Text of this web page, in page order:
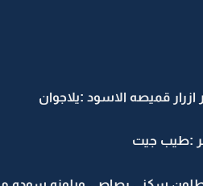
قميصه الاسود :يلاجوان
:طيب جيت